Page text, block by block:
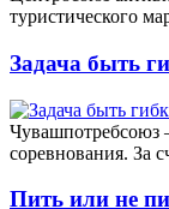
туристического
Задача быть
Чувашпотребсоюз
соревнования. За
Пить или не